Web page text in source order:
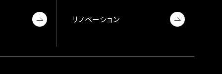
リノベーション